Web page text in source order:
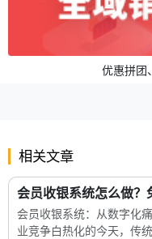
优惠拼团
相关文章
会员收银系统怎么做
会员收银系统：从数字化
业竞争白热化的今天，传